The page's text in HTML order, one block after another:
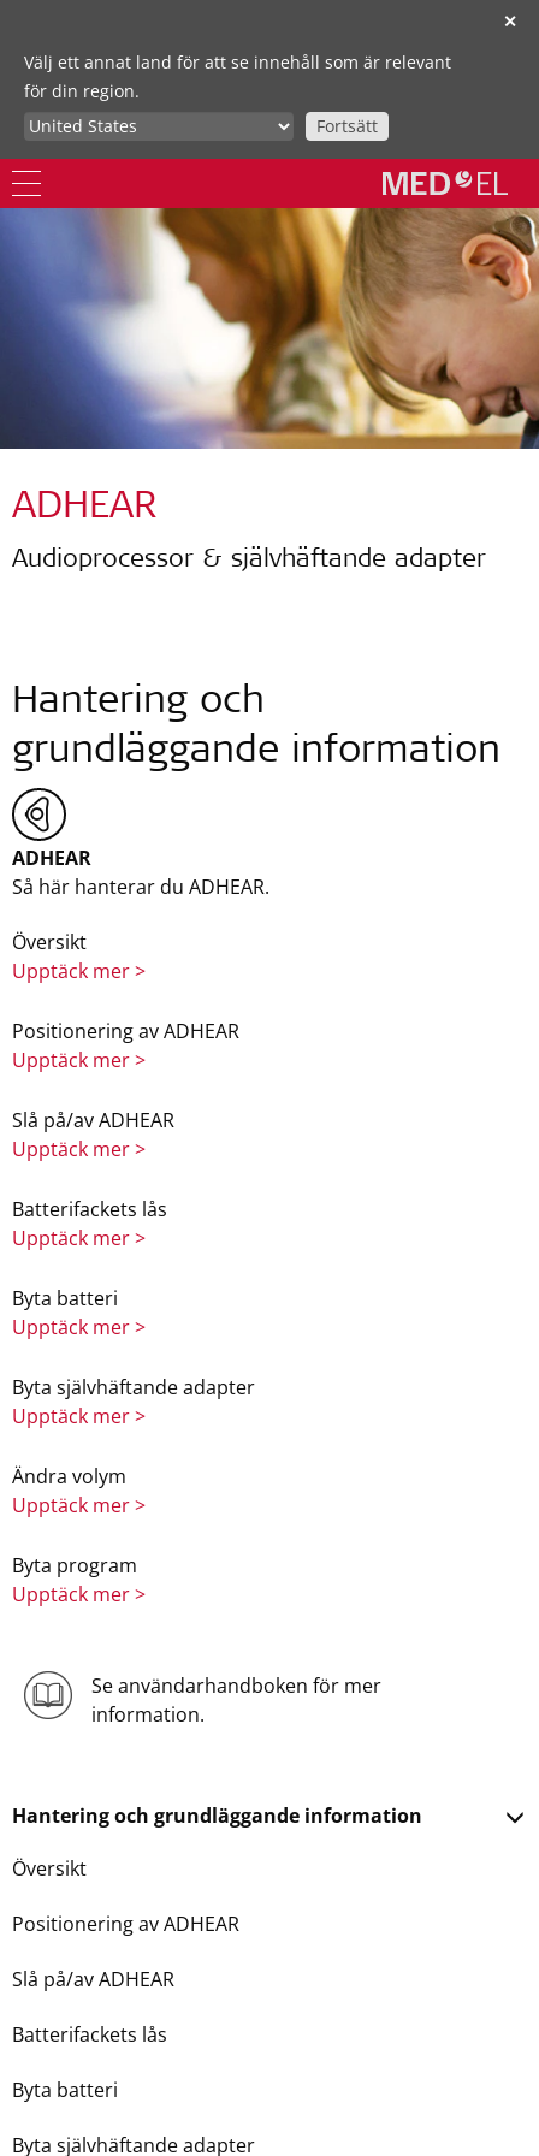
✕
Välj ett annat land för att se innehåll som är relevant
för din region.
Fortsätt
ADHEAR
Audioprocessor & självhäftande adapter
Hantering och
grundläggande information
ADHEAR
Så här hanterar du ADHEAR.
Översikt
Upptäck mer >
Positionering av ADHEAR
Upptäck mer >
Slå på/av ADHEAR
Upptäck mer >
Batterifackets lås
Upptäck mer >
Byta batteri
Upptäck mer >
Byta självhäftande adapter
Upptäck mer >
Ändra volym
Upptäck mer >
Byta program
Upptäck mer >
Se användarhandboken för mer
information.
Hantering och grundläggande information
Översikt
Positionering av ADHEAR
Slå på/av ADHEAR
Batterifackets lås
Byta batteri
Byta självhäftande adapter